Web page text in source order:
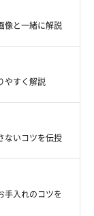
ようとせず、そ
さしい声で話し
関わり方を続け
るでしょう。
は限らないよう
像と一緒に解説
やすく解説
ないコツを伝授
手入れのコツを